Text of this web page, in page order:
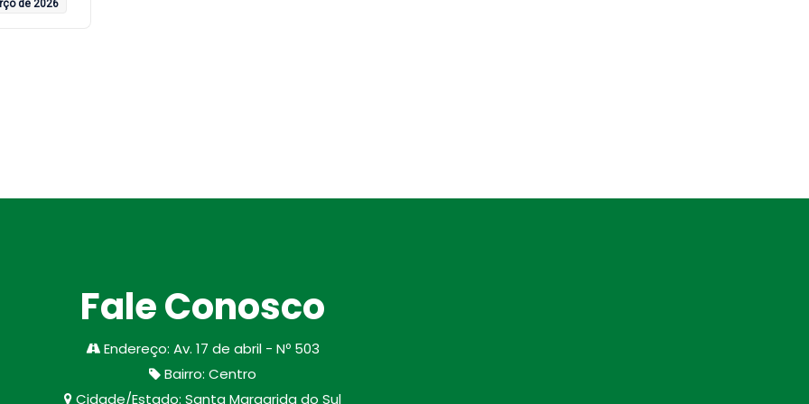
de 2026
Fale Conosco
Endereço: Av. 17 de abril - Nº 503
Bairro: Centro
Cidade/Estado: Santa Margarida do Sul